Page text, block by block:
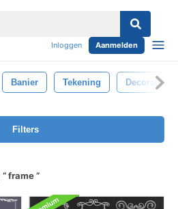
Inloggen Aanmelden
Banier Tekening Decoratief
Filters
frame